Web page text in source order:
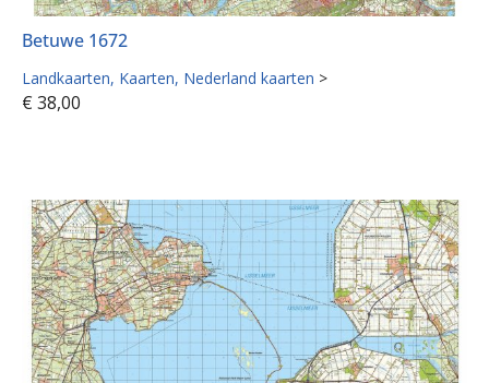
Betuwe 1672
Landkaarten Kaarten Nederland kaarten >
€ 38,00